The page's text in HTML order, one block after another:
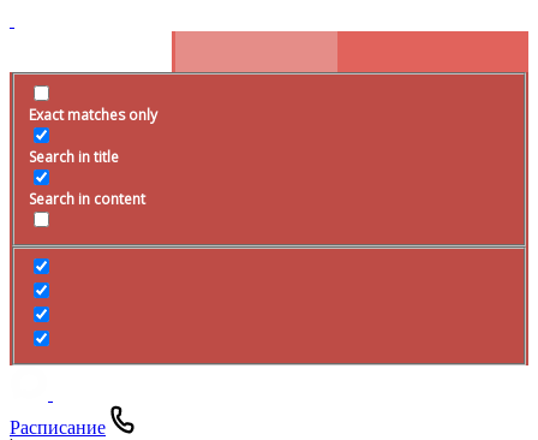
Exact matches only
Search in title
Search in content
Расписание